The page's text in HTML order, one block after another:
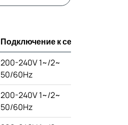
Подключение к сети
Подключение к сети
200-240V 1~/2~
50/60Hz
200-240V 1~/2~
50/60Hz